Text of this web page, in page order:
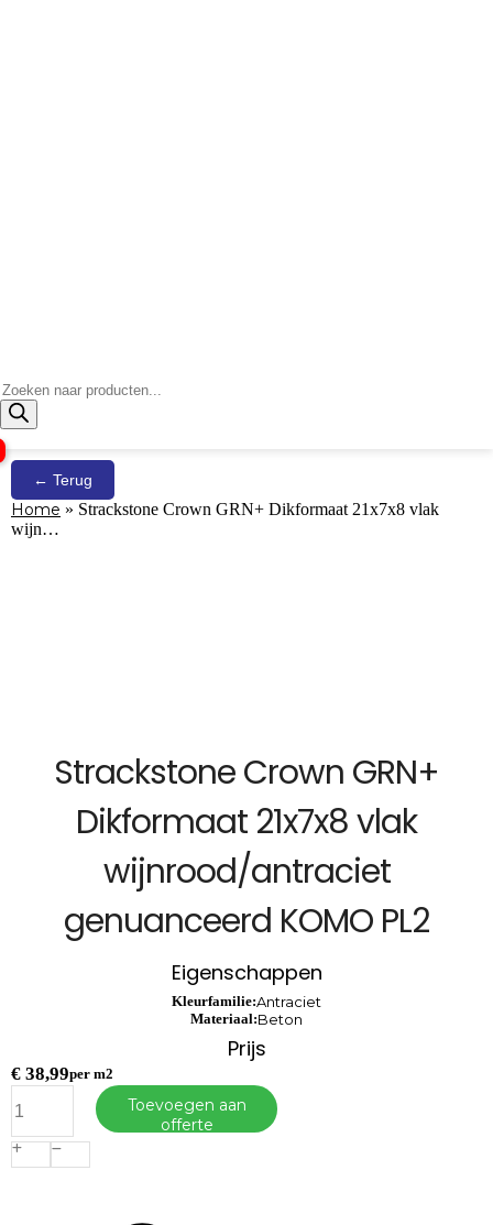
Producten
zoeken
← Terug
Home » Strackstone Crown GRN+ Dikformaat 21x7x8 vlak
wijn…
Strackstone Crown GRN+
Dikformaat 21x7x8 vlak
wijnrood/antraciet
genuanceerd KOMO PL2
Eigenschappen
Kleurfamilie:Antraciet
Materiaal:Beton
Prijs
€ 38,99per m2
Crown
GRN+
Dikformaat
21x7x8
Toevoegen aan
offerte